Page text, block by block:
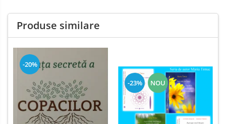
Produse similare
-20%
-23% NOU